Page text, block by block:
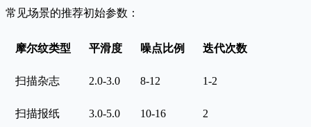
常见场景的推荐初始参数：
摩尔纹类型 平滑度 噪点比例 迭代次数
扫描杂志 2.0-3.0 8-12 1-2
扫描报纸 3.0-5.0 10-16 2